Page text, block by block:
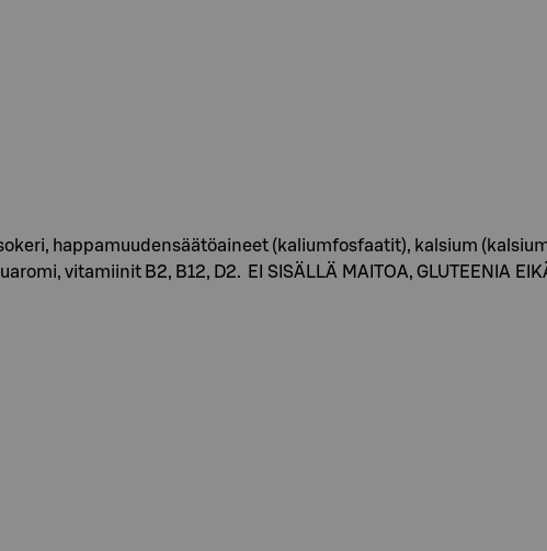
sokeri, happamuudensäätöaineet (kaliumfosfaatit), kalsium
vitamiinit B2, B12, D2. EI SISÄLLÄ MAITOA, GLUTEENIA